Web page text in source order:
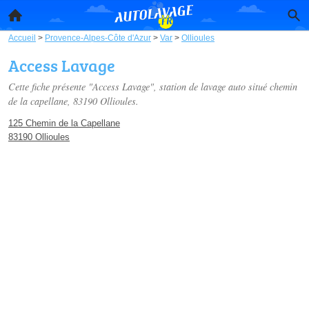
Accueil > Provence-Alpes-Côte d'Azur > Var > Ollioules
Access Lavage
Cette fiche présente "Access Lavage", station de lavage auto situé chemin
de la capellane, 83190 Ollioules.
125 Chemin de la Capellane
83190 Ollioules